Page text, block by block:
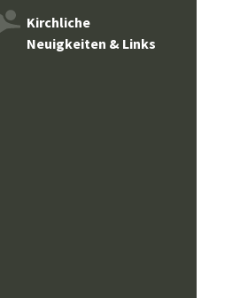
Kirchliche
Neuigkeiten & Links